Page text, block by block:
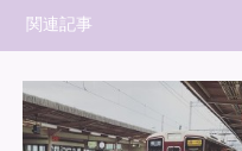
関連記事